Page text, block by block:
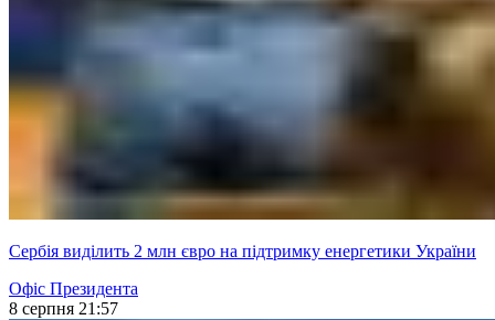
Сербія виділить 2 млн євро на підтримку енергетики України
Офіс Президента
8 серпня 21:57